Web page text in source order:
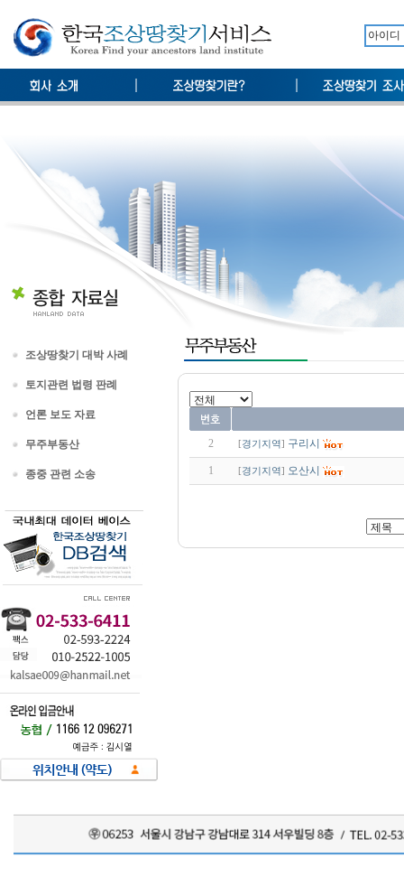
조상땅찾기 대박 사례
토지관련 법령 판례
언론 보도 자료
무주부동산
종중 관련 소송
2 [경기지역] 구리시
1 [경기지역] 오산시